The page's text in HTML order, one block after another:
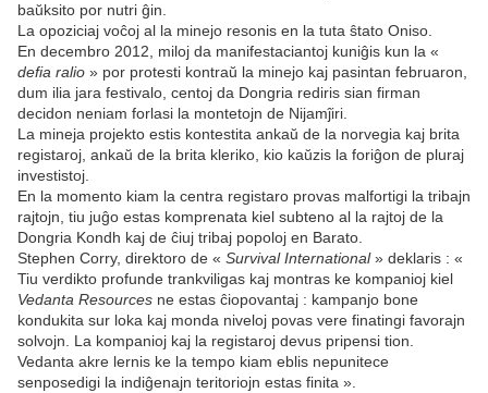
baŭksito por nutri ĝin.
La opoziciaj voĉoj al la minejo resonis en la tuta ŝtato Oniso.
En decembro 2012, miloj da manifestaciantoj kuniĝis kun la «
defia ralio » por protesti kontraŭ la minejo kaj pasintan februaron,
dum ilia jara festivalo, centoj da Dongria rediris sian firman
decidon neniam forlasi la montetojn de Nijamĵiri.
La mineja projekto estis kontestita ankaŭ de la norvegia kaj brita
registaroj, ankaŭ de la brita kleriko, kio kaŭzis la foriĝon de pluraj
investistoj.
En la momento kiam la centra registaro provas malfortigi la tribajn
rajtojn, tiu juĝo estas komprenata kiel subteno al la rajtoj de la
Dongria Kondh kaj de ĉiuj tribaj popoloj en Barato.
Stephen Corry, direktoro de « Survival International» deklaris : «
Tiu verdikto profunde trankviligas kaj montras ke kompanioj kiel
Vedanta Resources ne estas ĉiopovantaj : kampanjo bone
kondukita sur loka kaj monda niveloj povas vere finatingi favorajn
solvojn. La kompanioj kaj la registaroj devus pripensi tion.
Vedanta akre lernis ke la tempo kiam eblis nepunitece
senposedigi la indiĝenajn teritoriojn estas finita ».